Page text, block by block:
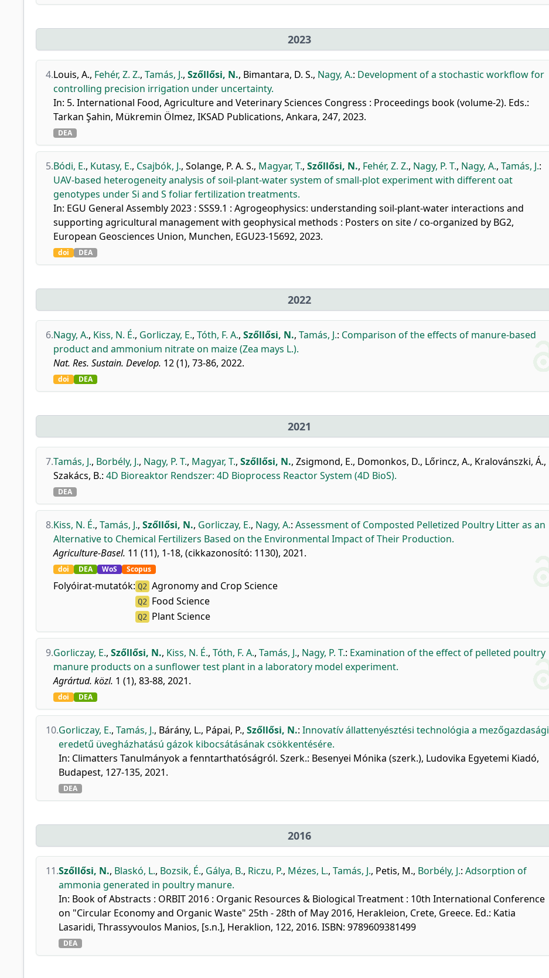
2023
4.Louis, A., Fehér, Z. Z., Tamás, J., Szőllősi, N., Bimantara, D. S., Nagy, A.: Development of a stochastic workflow for
controlling precision irrigation under uncertainty.
In: 5. International Food, Agriculture and Veterinary Sciences Congress : Proceedings book (volume-2). Eds.:
Tarkan Şahin, Mükremin Ölmez, IKSAD Publications, Ankara, 247, 2023.
DEA
5.Bódi, E., Kutasy, E., Csajbók, J., Solange, P. A. S., Magyar, T., Szőllősi, N., Fehér, Z. Z., Nagy, P. T., Nagy, A., Tamás, J.:
UAV-based heterogeneity analysis of soil-plant-water system of small-plot experiment with different oat
genotypes under Si and S foliar fertilization treatments.
In: EGU General Assembly 2023 : SSS9.1 : Agrogeophysics: understanding soil-plant-water interactions and
supporting agricultural management with geophysical methods : Posters on site / co-organized by BG2,
European Geosciences Union, Munchen, EGU23-15692, 2023.
doi DEA
2022
6.Nagy, A., Kiss, N. É., Gorliczay, E., Tóth, F. A., Szőllősi, N., Tamás, J.: Comparison of the effects of manure-based
product and ammonium nitrate on maize (Zea mays L.).
Nat. Res. Sustain. Develop. 12 (1), 73-86, 2022.
doi DEA
2021
7.Tamás, J., Borbély, J., Nagy, P. T., Magyar, T., Szőllősi, N., Zsigmond, E., Domonkos, D., Lőrincz, A., Kralovánszki, Á.,
Szakács, B.: 4D Bioreaktor Rendszer: 4D Bioprocess Reactor System (4D BioS).
DEA
8.Kiss, N. É., Tamás, J., Szőllősi, N., Gorliczay, E., Nagy, A.: Assessment of Composted Pelletized Poultry Litter as an
Alternative to Chemical Fertilizers Based on the Environmental Impact of Their Production.
Agriculture-Basel. 11 (11), 1-18, (cikkazonosító: 1130), 2021.
doi DEA WoS Scopus
Folyóirat-mutatók: Q2 Agronomy and Crop Science
Q2 Food Science
Q2 Plant Science
9.Gorliczay, E., Szőllősi, N., Kiss, N. É., Tóth, F. A., Tamás, J., Nagy, P. T.: Examination of the effect of pelleted poultry
manure products on a sunflower test plant in a laboratory model experiment.
Agrártud. közl. 1 (1), 83-88, 2021.
doi DEA
10.Gorliczay, E., Tamás, J., Bárány, L., Pápai, P., Szőllősi, N.: Innovatív állattenyésztési technológia a mezőgazdasági
eredetű üvegházhatású gázok kibocsátásának csökkentésére.
In: Climatters Tanulmányok a fenntarthatóságról. Szerk.: Besenyei Mónika (szerk.), Ludovika Egyetemi Kiadó,
Budapest, 127-135, 2021.
DEA
2016
11.Szőllősi, N., Blaskó, L., Bozsik, É., Gálya, B., Riczu, P., Mézes, L., Tamás, J., Petis, M., Borbély, J.: Adsorption of
ammonia generated in poultry manure.
In: Book of Abstracts : ORBIT 2016 : Organic Resources & Biological Treatment : 10th International Conference
on "Circular Economy and Organic Waste" 25th - 28th of May 2016, Herakleion, Crete, Greece. Ed.: Katia
Lasaridi, Thrassyvoulos Manios, [s.n.], Heraklion, 122, 2016. ISBN: 9789609381499
DEA